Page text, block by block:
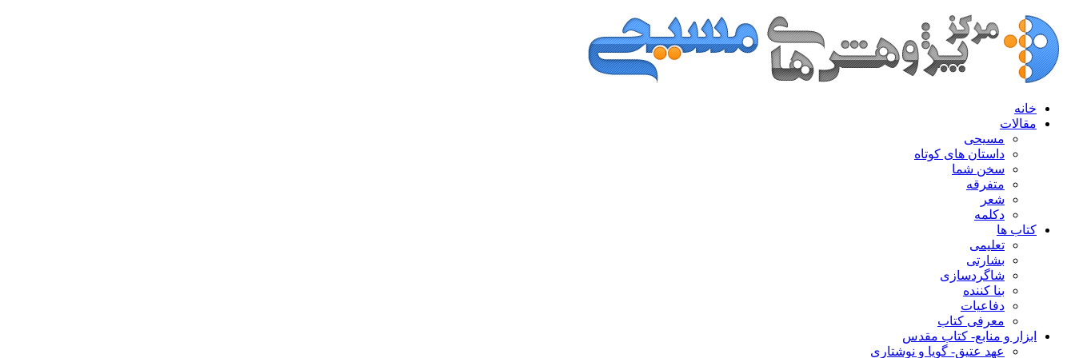
خانه
مقالات
مسیحی
داستان های کوتاه
سخن شما
متفرقه
شعر
دکلمه
کتاب ها
تعلیمی
بشارتی
شاگردسازی
بنا کننده
دفاعیات
معرفی کتاب
ابزار و منابع- کتاب مقدس
عهد عتیق- گویا و نوشتاری